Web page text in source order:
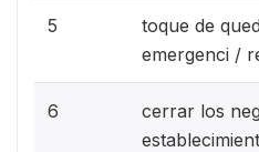
5
toque de
emergenci /
6
cerrar los